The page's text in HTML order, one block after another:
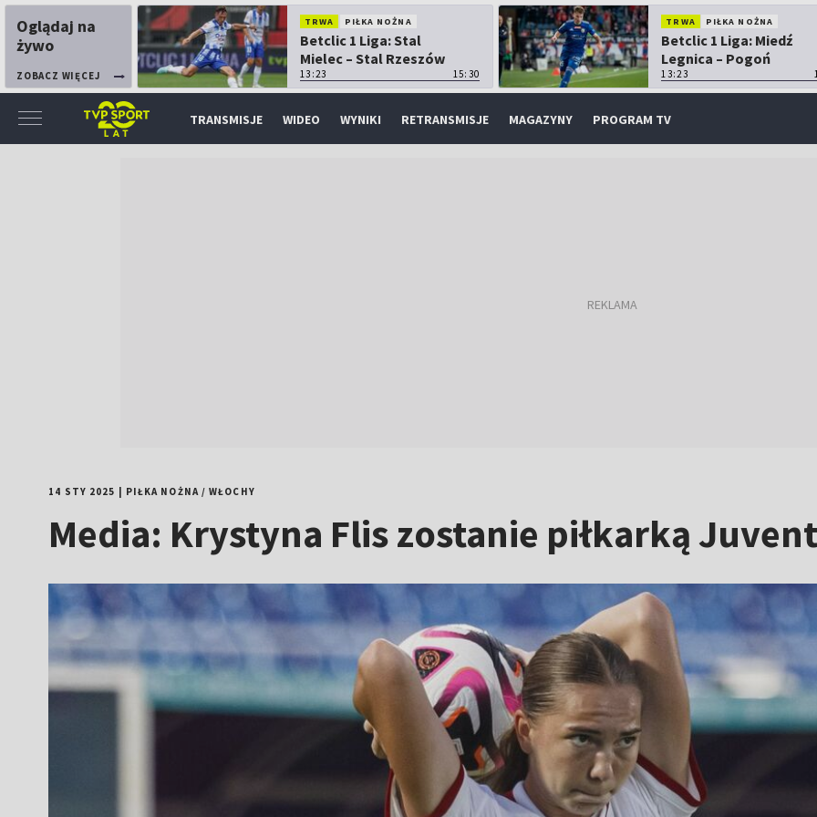
Oglądaj na
żywo
ZOBACZ WIĘCEJ
TRWA PIŁKA NOŻNA
Betclic 1 Liga: Stal
Mielec – Stal Rzeszów
13:23 15:30
TRWA PIŁKA NOŻNA
Betclic 1 Liga: Miedź
Legnica – Pogoń
Grodzisk Mazowiecki
13:23
TRANSMISJE WIDEO WYNIKI RETRANSMISJE MAGAZYNY PROGRAM TV
14 STY 2025 PIŁKA NOŻNA/WŁOCHY
Media: Krystyna Flis zostanie piłkarką